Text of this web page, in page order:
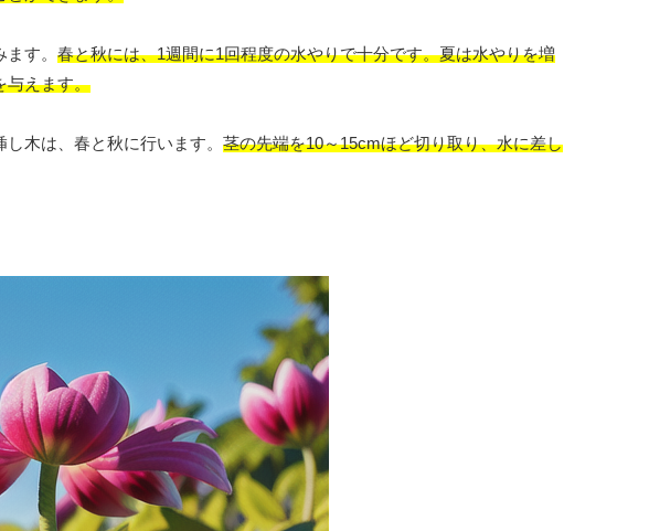
す。 春と秋には、1週間に1回程度の水やりで十分です。夏は水やりを増
与えます。
木は、春と秋に行います。 茎の先端を10～15cmほど切り取り、水に差し